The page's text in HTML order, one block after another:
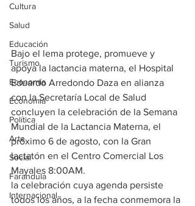
Cultura
Salud
Educación
Turismo
Economía
Economía
Política
Arte
Social
Farandula
Internacional
Bajo el lema protege, promueve y
apoya la lactancia materna, el Hospital
Eduardo Arredondo Daza en alianza
con la Secretaría Local de Salud
concluyen la celebración de la Semana
Mundial de la Lactancia Materna, el
próximo 6 de agosto, con la Gran
lactatón en el Centro Comercial Los
Mayales 8:00AM.
la celebración cuya agenda persiste
todos los años, a la fecha conmemora la